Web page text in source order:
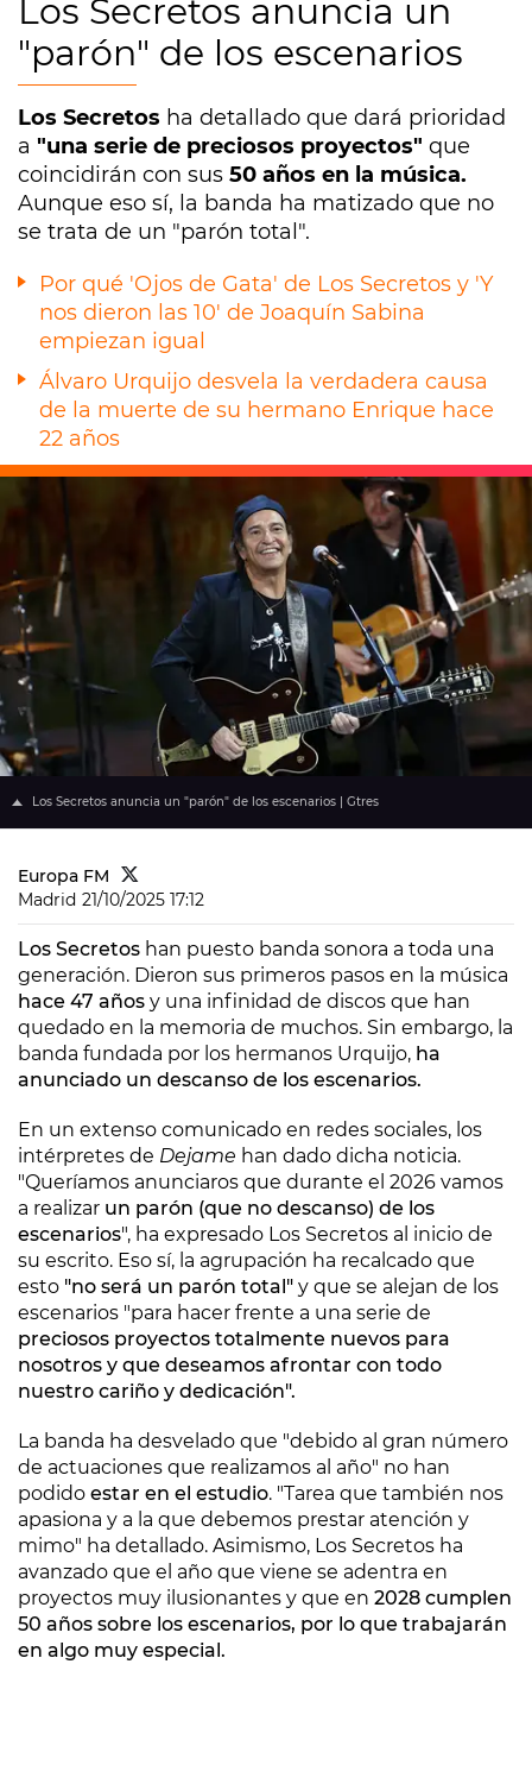
Los Secretos anuncia un
"parón" de los escenarios
Los Secretos ha detallado que dará prioridad
a "una serie de preciosos proyectos" que
coincidirán con sus 50 años en la música.
Aunque eso sí, la banda ha matizado que no
se trata de un "parón total".
Por qué 'Ojos de Gata' de Los Secretos y 'Y
nos dieron las 10' de Joaquín Sabina
empiezan igual
Álvaro Urquijo desvela la verdadera causa
de la muerte de su hermano Enrique hace
22 años
Los Secretos anuncia un "parón" de los escenarios | Gtres
Europa FM
Madrid 21/10/2025 17:12
Los Secretos han puesto banda sonora a toda una
generación. Dieron sus primeros pasos en la música
hace 47 años y una infinidad de discos que han
quedado en la memoria de muchos. Sin embargo, la
banda fundada por los hermanos Urquijo, ha
anunciado un descanso de los escenarios.
En un extenso comunicado en redes sociales, los
intérpretes de Dejame han dado dicha noticia.
"Queríamos anunciaros que durante el 2026 vamos
a realizar un parón (que no descanso) de los
escenarios", ha expresado Los Secretos al inicio de
su escrito. Eso sí, la agrupación ha recalcado que
esto "no será un parón total" y que se alejan de los
escenarios "para hacer frente a una serie de
preciosos proyectos totalmente nuevos para
nosotros y que deseamos afrontar con todo
nuestro cariño y dedicación".
La banda ha desvelado que "debido al gran número
de actuaciones que realizamos al año" no han
podido estar en el estudio. "Tarea que también nos
apasiona y a la que debemos prestar atención y
mimo" ha detallado. Asimismo, Los Secretos ha
avanzado que el año que viene se adentra en
proyectos muy ilusionantes y que en 2028 cumplen
50 años sobre los escenarios, por lo que trabajarán
en algo muy especial.